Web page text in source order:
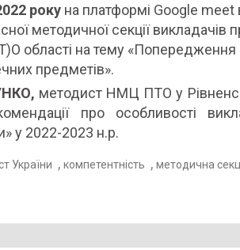
викладання
предмета
«Захист
реаліях
року на платформі Google meet
методичної секції викладачів
області на тему «Попередження
предметів».
методист НМЦ ПТО у
про особливості
у 2022-2023 н.р.
України , компетентність , методична